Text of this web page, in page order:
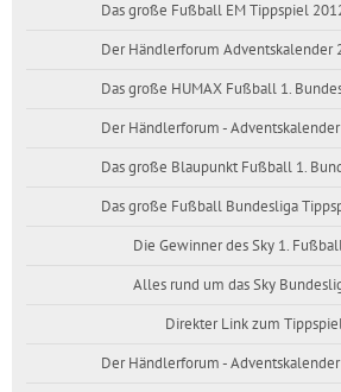
Das große Fußball EM Tippspiel
Der Händlerforum Adventskalender
Das große HUMAX Fußball 1.
Der Händlerforum -
Das große Blaupunkt Fußball 1.
Das große Fußball Bundesliga
Die Gewinner des Sky 1.
Alles rund um das Sky
Direkter Link zum
Der Händlerforum -